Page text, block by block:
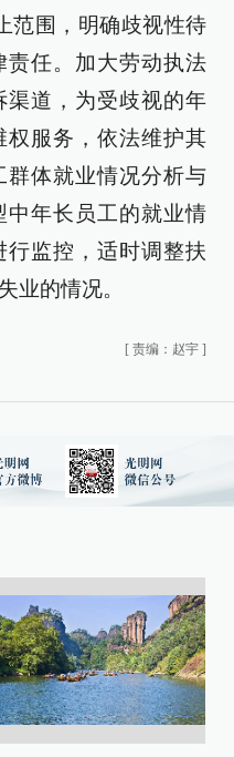
范围，明确歧视性待
责任。加大劳动执法
渠道，为受歧视的年
权服务，依法维护其
群体就业情况分析与
中年长员工的就业情
行监控，适时调整扶
业的情况。
[ 责编：赵宇 ]